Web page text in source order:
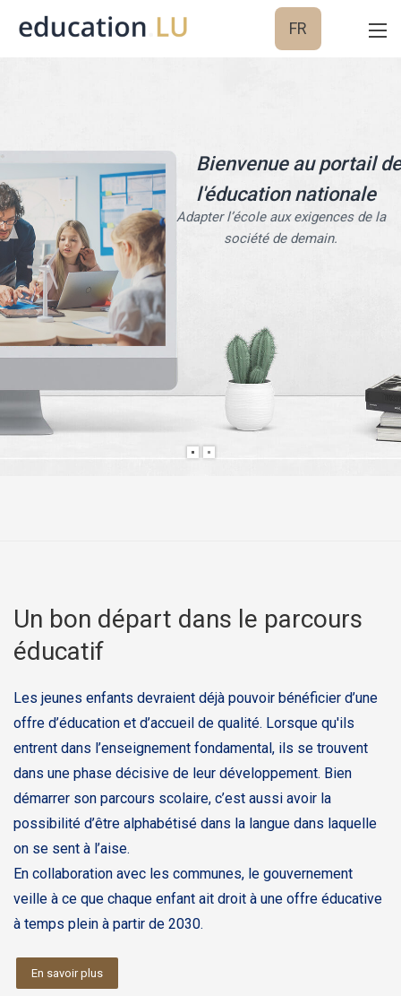
FR
Bienvenue au portail de
l'éducation nationale
Adapter l’école aux exigences de la
société de demain.
Un bon départ dans le parcours
éducatif
Les jeunes enfants devraient déjà pouvoir bénéficier d’une
offre d’éducation et d’accueil de qualité. Lorsque qu'ils
entrent dans l’enseignement fondamental, ils se trouvent
dans une phase décisive de leur développement. Bien
démarrer son parcours scolaire, c’est aussi avoir la
possibilité d’être alphabétisé dans la langue dans laquelle
on se sent à l’aise.
En collaboration avec les communes, le gouvernement
veille à ce que chaque enfant ait droit à une offre éducative
à temps plein à partir de 2030.
En savoir plus